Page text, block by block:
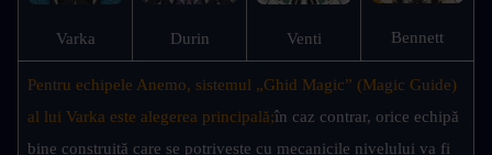
Varka Durin Venti Bennett
Pentru echipele Anemo, sistemul „Ghid Magic” (Magic Guide)
al lui Varka este alegerea principală;în caz contrar, orice echipă
bine construită care se potrivește cu mecanicile nivelului va fi